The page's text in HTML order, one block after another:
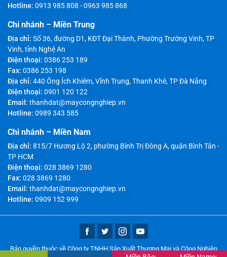
Hotline: 0913 985 808 -0963 985 868
Chi nhánh – Miền Trung
Địa chỉ: Số 36, đường D1, KĐT Đại Thành, Phường Trường Vinh, TP
Vinh, tỉnh Nghệ An
Điện thoại: 0386 253 189
Fax: 0386 253 198
Địa chỉ: 440 Ông Ích Khiêm, Vĩnh Trung, Thanh Khê, TP Đà Nẵng
Điện thoại: 0901 120 122
Email: thanhdat@maycongnghiep.vn
Hotline: 0989 343 585
Chi nhánh – Miền Nam
Địa chỉ: 815/7 Hương Lộ 2, phường Bình Trị Đông A, quận Bình Tân -
TP HCM
Điện thoại: 028 3869 1280
Fax: 028 3869 1280
Email: thanhdat@maycongnghiep.vn
Hotline: 0909 152 999
Bản quyền thuộc về Công ty TNHH Sản Xuất Thương Mại và Công Nghiệp